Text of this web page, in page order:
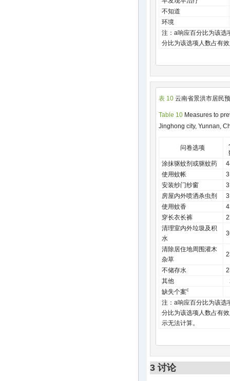
不知道
环境
注：a响应百分比为该选
分比为该选项人数占有
表 10 云南省景洪市居民
Table 10 Measures to
Jinghong city, Yunnan,
问卷选项
涂抹驱蚊剂或驱蚊药
使用蚊帐
安装纱门纱窗
房屋内外喷洒杀虫剂
使用蚊香
穿长衣长裤
清理室内外垃圾及积
水
清除居住地周围灌木
杂草
不储存水
其他
缺失个案c
注：a响应百分比为该选
分比为该选项人数占有
示无法计算。
3 讨论